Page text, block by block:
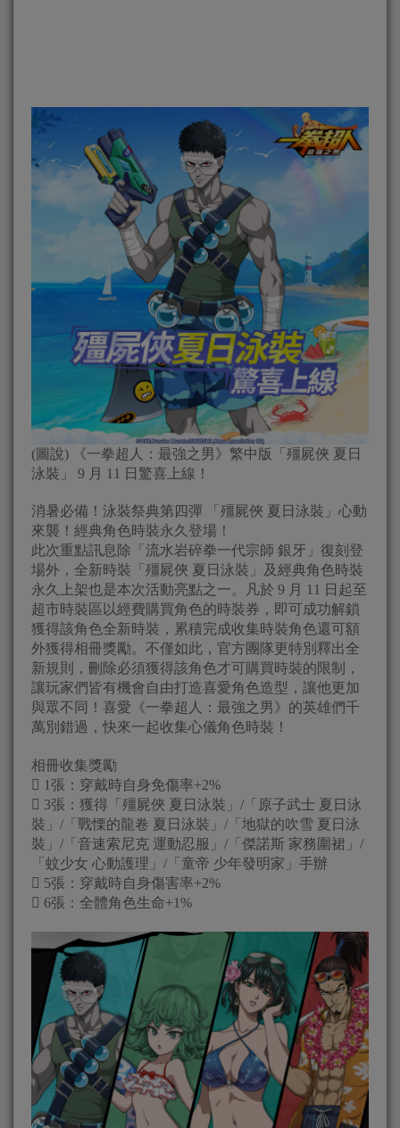
(圖說) 《一拳超人：最強之男》繁中版「殭屍俠 夏日
泳裝」 9 月 11 日驚喜上線！
消暑必備！泳裝祭典第四彈 「殭屍俠 夏日泳裝」心動
來襲！經典角色時裝永久登場！
此次重點訊息除「流水岩碎拳一代宗師 銀牙」復刻登
場外，全新時裝「殭屍俠 夏日泳裝」及經典角色時裝
永久上架也是本次活動亮點之一。凡於 9 月 11 日起至
超市時裝區以經費購買角色的時裝券，即可成功解鎖
獲得該角色全新時裝，累積完成收集時裝角色還可額
外獲得相冊獎勵。不僅如此，官方團隊更特別釋出全
新規則，刪除必須獲得該角色才可購買時裝的限制，
讓玩家們皆有機會自由打造喜愛角色造型，讓他更加
與眾不同！喜愛《一拳超人：最強之男》的英雄們千
萬別錯過，快來一起收集心儀角色時裝！
相冊收集獎勵
 1張：穿戴時自身免傷率+2%
 3張：獲得「殭屍俠 夏日泳裝」/「原子武士 夏日泳
裝」/「戰慄的龍卷 夏日泳裝」/「地獄的吹雪 夏日泳
裝」/「音速索尼克 運動忍服」/「傑諾斯 家務圍裙」/
「蚊少女 心動護理」/「童帝 少年發明家」手辦
 5張：穿戴時自身傷害率+2%
 6張：全體角色生命+1%